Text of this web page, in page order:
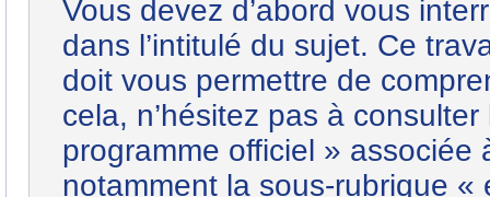
Vous devez d’abord vous
dans l’intitulé du sujet. Ce
doit vous permettre de
cela, n’hésitez pas à
programme officiel »
notamment la sous-rubrique «